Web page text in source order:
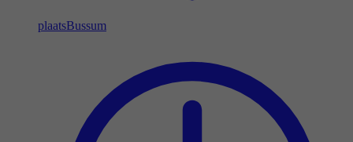
plaatsBussum